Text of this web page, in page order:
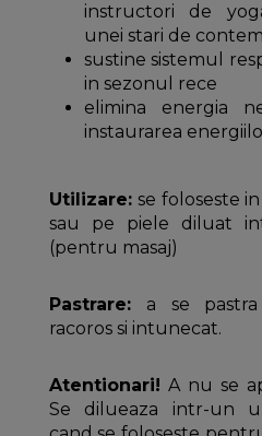
instructori de
unei stari de
sustine sistemul
in sezonul rece
elimina energia
instaurarea
Utilizare:se foloseste
sau pe piele diluat
(pentru masaj)
Pastrare:a se pastra
racoros si intunecat.
Atentionari! A nu se
Se dilueaza intr-un